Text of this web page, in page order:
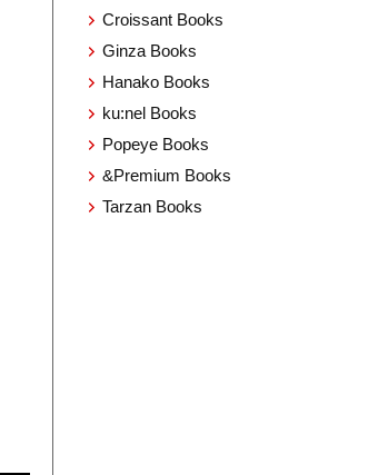
Croissant Books
Ginza Books
Hanako Books
ku:nel Books
Popeye Books
&Premium Books
Tarzan Books